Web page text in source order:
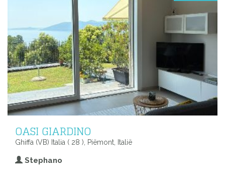
OASI GIARDINO
Ghiffa (VB) Italia ( 28 ), Piëmont, Italië
Stephano